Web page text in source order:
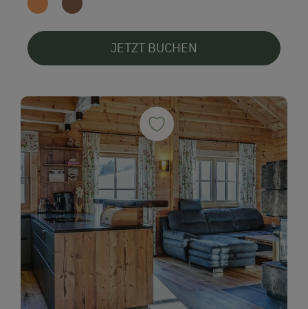
JETZT BUCHEN